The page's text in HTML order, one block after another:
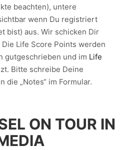
beachten), untere
wenn Du registriert
bist) aus. Wir schicken Dir
Life Score Points werden
gutgeschrieben und im Life
Bitte schreibe Deine
die „Notes“ im Formular.
ON TOUR IN